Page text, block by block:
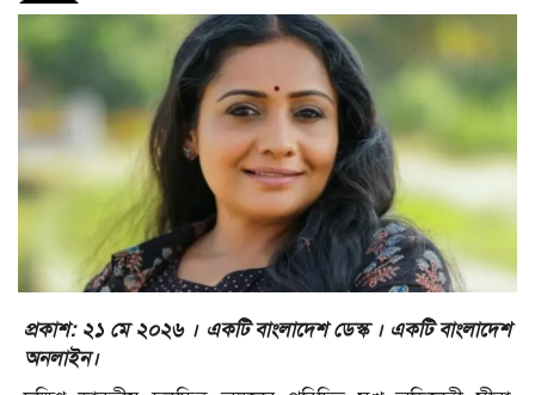
প্রকাশ: ২১ মে ২০২৬ । একটি বাংলাদেশ ডেস্ক । একটি বাংলাদেশ
অনলাইন।